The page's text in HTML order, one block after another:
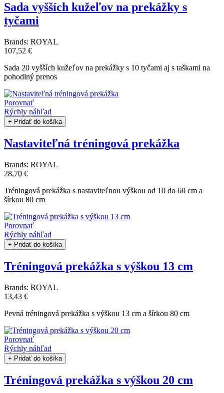
Sada vyšších kužeľov na prekážky s
tyčami
Brands: ROYAL
107,52 €
Sada 20 vyšších kužeľov na prekážky s 10 tyčami aj s taškami na
pohodlný prenos
Porovnať
Rýchly náhľad
+ Pridať do košíka
Nastaviteľná tréningová prekážka
Brands: ROYAL
28,70 €
Tréningová prekážka s nastaviteľnou výškou od 10 do 60 cm a
šírkou 80 cm
Porovnať
Rýchly náhľad
+ Pridať do košíka
Tréningová prekážka s výškou 13 cm
Brands: ROYAL
13,43 €
Pevná tréningová prekážka s výškou 13 cm a šírkou 80 cm
Porovnať
Rýchly náhľad
+ Pridať do košíka
Tréningová prekážka s výškou 20 cm